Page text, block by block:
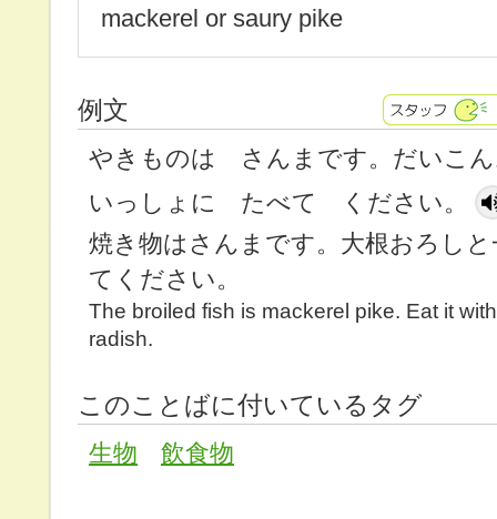
mackerel or saury pike
例文
やきものは さんまです。だいこ
いっしょに たべて ください。
焼き物はさんまです。大根おろし
てください。
The broiled fish is mackerel pike. Eat it
radish.
このことばに付いているタグ
生物 飲食物